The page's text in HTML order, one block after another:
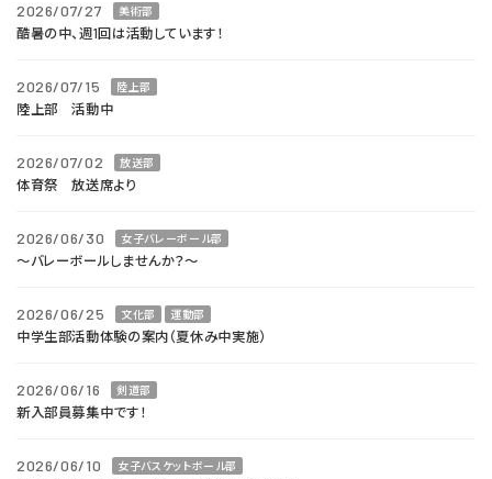
2026/07/27 美術部
酷暑の中、週1回は活動しています！
2026/07/15 陸上部
陸上部 活動中
2026/07/02 放送部
体育祭 放送席より
2026/06/30 女子バレーボール部
～バレーボールしませんか？～
2026/06/25 文化部 運動部
中学生部活動体験の案内（夏休み中実施）
2026/06/16 剣道部
新入部員募集中です！
2026/06/10 女子バスケットボール部